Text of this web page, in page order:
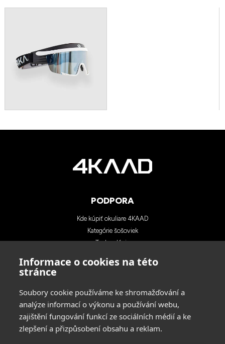
Informace o cookies na této
stránce
Soubory cookie používáme ke shromažďování a
analýze informací o výkonu a používání webu,
zajištění fungování funkcí ze sociálních médií a ke
zlepšení a přizpůsobení obsahu a reklam.
PODPORA
Kde kúpiť okuliare 4KAAD
Kategórie šošoviek
Technológia
Kontakty
KONTAKTY
INA SPORT spol. s r.o.
Adresa: Hlavní 729/114, 664 31 Lelekovice,